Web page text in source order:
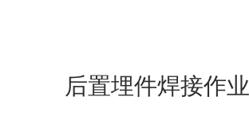
后置埋件焊接作业